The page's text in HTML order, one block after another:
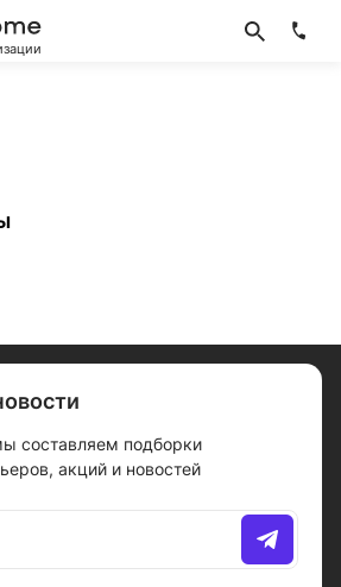
составляем подборки
акций и новостей